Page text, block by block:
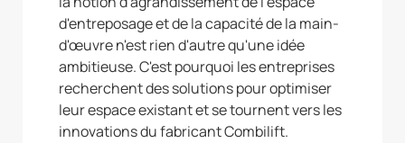
d'entreposage et de la capacité de la main-
d'œuvre n'est rien d'autre qu'une idée
ambitieuse. C'est pourquoi les entreprises
recherchent des solutions pour optimiser
leur espace existant et se tournent vers les
innovations du fabricant Combilift.